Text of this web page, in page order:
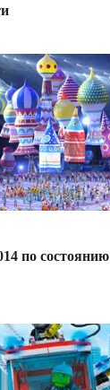
по состоянию